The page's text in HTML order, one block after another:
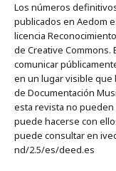
Los números
publicados en Aedom
licencia
de Creative
comunicar
en un lugar visible que
de Documentación
esta revista no
puede hacerse con
puede consultar en
nd/2.5/es/deed.es